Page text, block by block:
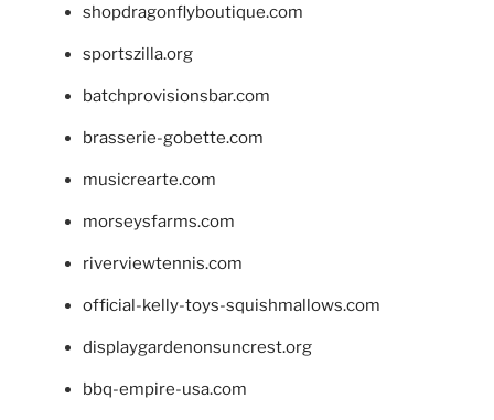
shopdragonflyboutique.com
sportszilla.org
batchprovisionsbar.com
brasserie-gobette.com
musicrearte.com
morseysfarms.com
riverviewtennis.com
official-kelly-toys-squishmallows.com
displaygardenonsuncrest.org
bbq-empire-usa.com